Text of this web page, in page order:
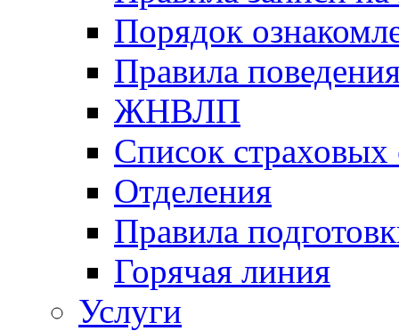
Порядок
Правила
ЖНВЛП
Список страховых
Отделения
Правила
Горячая линия
Услуги